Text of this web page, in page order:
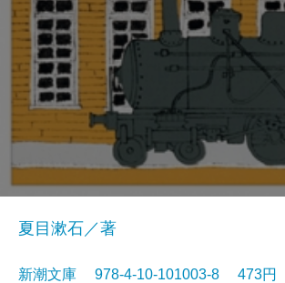
夏目漱石／著
新潮文庫 978-4-10-101003-8 473円